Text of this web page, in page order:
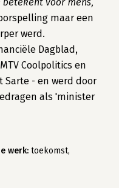
maar een
werd.
Dagblad,
Coolpolitics en
Sarte - en werd door
als 'minister
werk: toekomst,